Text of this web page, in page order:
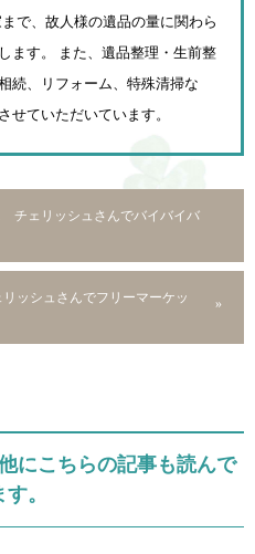
で、故人様の遺品の量に関わら
ます。 また、遺品整理・生前整
続、
リフォーム、特殊清掃な
せていただいています。
チェリッシュさんでバイバイバ
ッシュさんでフリーマーケッ
にこちらの記事も読んで
。